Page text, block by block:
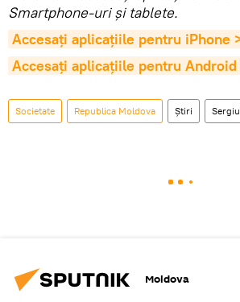
Smartphone-uri şi tablete.
Accesaţi aplicaţiile pentru iPhone
Accesaţi aplicaţiile pentru Android
Societate Republica Moldova Știri
Moldova